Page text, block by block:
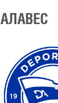
АЛАВЕС